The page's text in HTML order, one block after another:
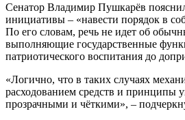
Сенатор Владимир Пушкарёв
инициативы – «навести порядок в
По его словам, речь не идет об
выполняющие государственные
патриотического воспитания до
«Логично, что в таких случаях
расходованием средств и принципы
прозрачными и чёткими», –